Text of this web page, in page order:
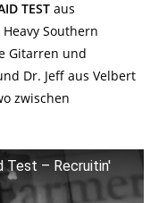
TEST aus
Southern
Gitarren und
Dr. Jeff aus Velbert
zwischen
Test – Recruitin'